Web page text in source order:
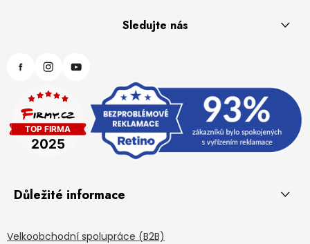
Sledujte nás
Důležité informace
Velkoobchodní spolupráce (B2B)